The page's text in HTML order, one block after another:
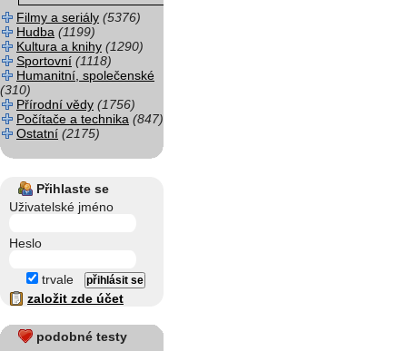
Filmy a seriály (5376)
Hudba (1199)
Kultura a knihy (1290)
Sportovní (1118)
Humanitní, společenské
(310)
Přírodní vědy (1756)
Počítače a technika (847)
Ostatní (2175)
Přihlaste se
Uživatelské jméno
Heslo
trvale
založit zde účet
podobné testy